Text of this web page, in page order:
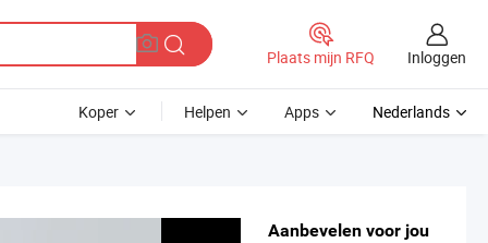
Plaats mijn RFQ Inloggen
Koper Helpen Apps Nederlands
Aanbevelen voor jou